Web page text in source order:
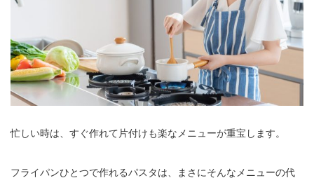
忙しい時は、すぐ作れて片付けも楽なメニューが重宝します。
フライパンひとつで作れるパスタは、まさにそんなメニューの代